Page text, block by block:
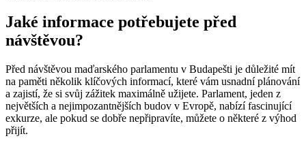
Jaké informace potřebujete před
návštěvou?
Před návštěvou maďarského parlamentu v Budapešti je důležité mít
na paměti několik klíčových informací, které vám usnadní plánování
a zajistí, že si svůj zážitek maximálně užijete. Parlament, jeden z
největších a nejimpozantnějších budov v Evropě, nabízí fascinující
exkurze, ale pokud se dobře nepřipravíte, můžete o některé z výhod
přijít.